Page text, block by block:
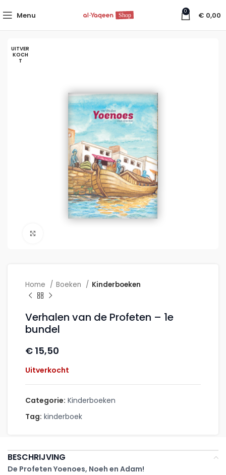
Menu 0 € 0,00
UITVER
KOCH
T
Home Boeken Kinderboeken
Verhalen van de Profeten – 1e
bundel
€ 15,50
Uitverkocht
Categorie: Kinderboeken
Tag: kinderboek
BESCHRIJVING
De Profeten Yoenoes, Noeh en Adam!